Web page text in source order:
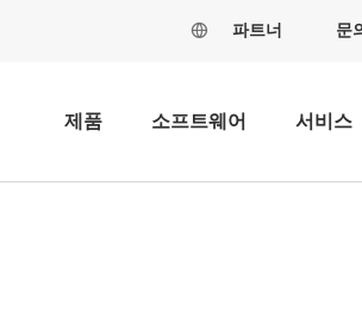
파트너 문
제품 소프트웨어 서비스